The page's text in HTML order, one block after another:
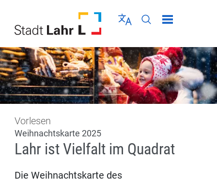
Sprache wählen
Seiten-Suche
Menü schließen
Vorlesen
Weihnachtskarte 2025
Lahr ist Vielfalt im Quadrat
Die Weihnachtskarte des